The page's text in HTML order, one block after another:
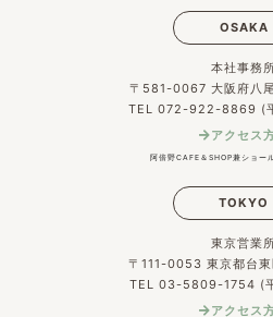
OSAKA
本社事務
〒581-0067 大阪府八
TEL 072-922-8869 (
アクセス
阿倍野CAFE＆SHOP兼ショー
TOKYO
東京営業
〒111-0053 東京都台
TEL 03-5809-1754 (
アクセス